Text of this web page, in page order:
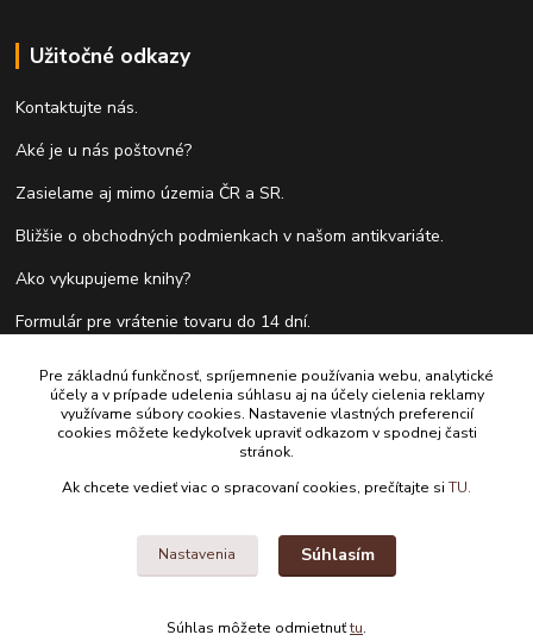
Užitočné odkazy
Kontaktujte nás.
Aké je u nás poštovné?
Zasielame aj mimo územia ČR a SR.
Bližšie o obchodných podmienkach v našom antikvariáte.
Ako vykupujeme knihy?
Formulár pre vrátenie tovaru do 14 dní.
Kontakty
Pre základnú funkčnosť, spríjemnenie používania webu, analytické
účely a v prípade udelenia súhlasu aj na účely cielenia reklamy
využívame súbory cookies. Nastavenie vlastných preferencií
cookies môžete kedykoľvek upraviť odkazom v spodnej časti
stránok.
Ak chcete vedieť viac o spracovaní cookies, prečítajte siTU.
Nastavenia Súhlasím
Súhlas môžete odmietnuťtu.